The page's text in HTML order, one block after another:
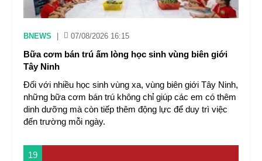
BNEWS 07/08/2026 16:15
Bữa cơm bán trú ấm lòng học sinh vùng biên giới
Tây Ninh
Đối với nhiều học sinh vùng xa, vùng biên giới Tây Ninh,
những bữa cơm bán trú không chỉ giúp các em có thêm
dinh dưỡng mà còn tiếp thêm động lực để duy trì việc
đến trường mỗi ngày.
19